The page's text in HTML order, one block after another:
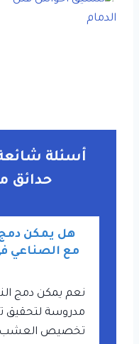
أسئلة
حدائق
هل يمكن
مع الصناعي
نعم يمكن دمج
مدروسة لتحقيق
تخصيص العشب